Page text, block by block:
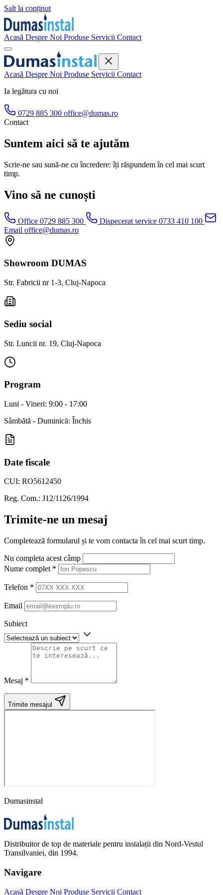
Salt la conținut
Acasă Despre Noi Produse Servicii Contact
Acasă Despre Noi Produse Servicii Contact
Ia legătura cu noi
0729 885 300 office@dumas.ro
Contact
Suntem aici să te ajutăm
Scrie-ne sau sună-ne cu încredere: îți răspundem în cel mai scurt
timp.
Vino să ne cunoști
Office 0729 885 300 Dispecerat service 0733 410 100
Email office@dumas.ro
Showroom DUMAS
Str. Fabricii nr 1-3, Cluj-Napoca
Sediu social
Str. Luncii nr. 19, Cluj-Napoca
Program
Luni - Vineri: 9:00 - 17:00
Sâmbătă - Duminică: Închis
Date fiscale
CUI: RO5612450
Reg. Com.: J12/1126/1994
Trimite-ne un mesaj
Completează formularul și te vom contacta în cel mai scurt timp.
Nu completa acest câmp
Nume complet *
Telefon *
Email
Subiect
Mesaj *
Trimite mesajul
Dumasinstal
Distribuitor de top de materiale pentru instalații din Nord-Vestul
Transilvaniei, din 1994.
Navigare
Acasă Despre Noi Produse Servicii Contact